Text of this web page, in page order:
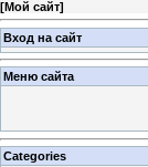
[Мой сайт]
Вход на сайт
Меню сайта
Categories